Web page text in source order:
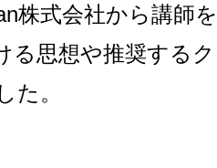
株式会社から講師
る思想や推奨する
た。